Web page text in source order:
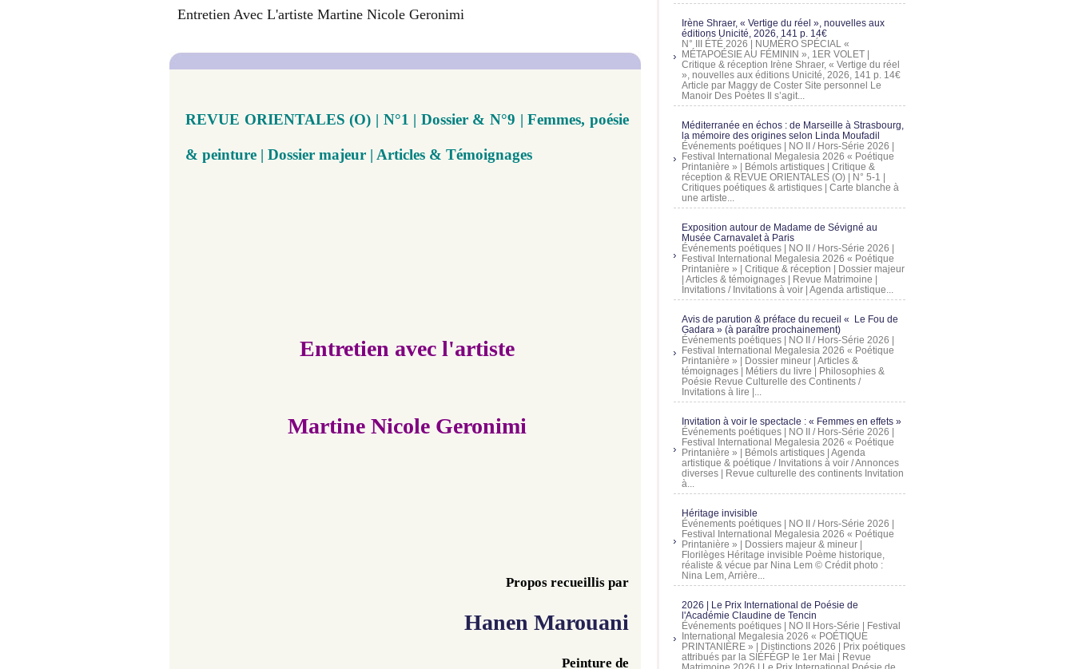
Entretien Avec L'artiste Martine Nicole Geronimi
​​REVUE ORIENTALES (O) | N°1 | Dossier & N°9 | Femmes, poésie
& peinture | Dossier majeur | Articles & Témoignages​​
Entretien avec l'artiste
Martine Nicole Geronimi
Propos recueillis par
Hanen Marouani
Peinture de
Irène Shraer, « Vertige du réel », nouvelles aux
éditions Unicité, 2026, 141 p. 14€
N° III ÉTÉ 2026 | NUMÉRO SPÉCIAL «
MÉTAPOÉSIE AU FÉMININ », 1ER VOLET |
Critique & réception Irène Shraer, « Vertige du réel
», nouvelles aux éditions Unicité, 2026, 141 p. 14€
Article par Maggy de Coster Site personnel Le
Manoir Des Poètes Il s’agit...
Méditerranée en échos : de Marseille à Strasbourg,
la mémoire des origines selon Linda Moufadil
Événements poétiques | NO II / Hors-Série 2026 |
Festival International Megalesia 2026 « Poétique
Printanière » | Bémols artistiques | Critique &
réception & REVUE ORIENTALES (O) | N° 5-1 |
Critiques poétiques & artistiques | Carte blanche à
une artiste...
Exposition autour de Madame de Sévigné au
Musée Carnavalet à Paris
Événements poétiques | NO II / Hors-Série 2026 |
Festival International Megalesia 2026 « Poétique
Printanière » | Critique & réception | Dossier majeur
| Articles & témoignages | Revue Matrimoine |
Invitations / Invitations à voir | Agenda artistique...
Avis de parution & préface du recueil « Le Fou de
Gadara » (à paraître prochainement)
Événements poétiques | NO II / Hors-Série 2026 |
Festival International Megalesia 2026 « Poétique
Printanière » | Dossier mineur | Articles &
témoignages | Métiers du livre | Philosophies &
Poésie Revue Culturelle des Continents /
Invitations à lire |...
Invitation à voir le spectacle : « Femmes en effets »
Événements poétiques | NO II / Hors-Série 2026 |
Festival International Megalesia 2026 « Poétique
Printanière » | Bémols artistiques | Agenda
artistique & poétique / Invitations à voir / Annonces
diverses | Revue culturelle des continents Invitation
à...
Héritage invisible
Événements poétiques | NO II / Hors-Série 2026 |
Festival International Megalesia 2026 « Poétique
Printanière » | Dossiers majeur & mineur |
Florilèges Héritage invisible Poème historique,
réaliste & vécue par Nina Lem © Crédit photo :
Nina Lem, Arrière...
2026 | Le Prix International de Poésie de
l'Académie Claudine de Tencin
Événements poétiques | NO II Hors-Série | Festival
International Megalesia 2026 « POÉTIQUE
PRINTANIÈRE » | Distinctions 2026 | Prix poétiques
attribués par la SIÉFÉGP le 1er Mai | Revue